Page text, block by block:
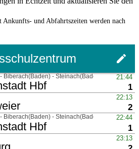
und Abfahrtszeiten werden nach